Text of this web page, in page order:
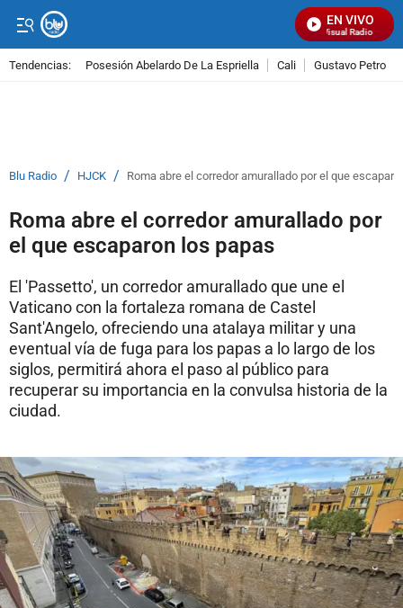
EN VIVO
Señal Visual Radio
Tendencias: Posesión Abelardo De La Espriella Cali Gustavo Petro
Blu Radio / HJCK / Roma abre el corredor amurallado por el que
Roma abre el corredor amurallado por
el que escaparon los papas
El 'Passetto', un corredor amurallado que une el
Vaticano con la fortaleza romana de Castel
Sant'Angelo, ofreciendo una atalaya militar y una
eventual vía de fuga para los papas a lo largo de los
siglos, permitirá ahora el paso al público para
recuperar su importancia en la convulsa historia de la
ciudad.